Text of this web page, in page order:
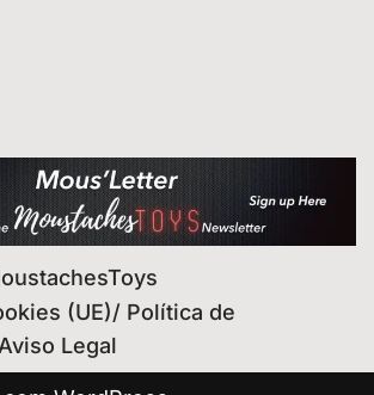
(UE)/ Política de
Legal